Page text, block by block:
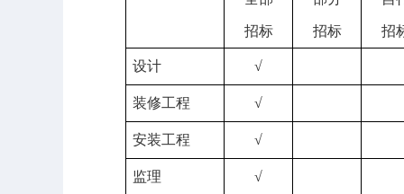
招标 招标 招
设计 √
装修工程 √
安装工程 √
监理 √